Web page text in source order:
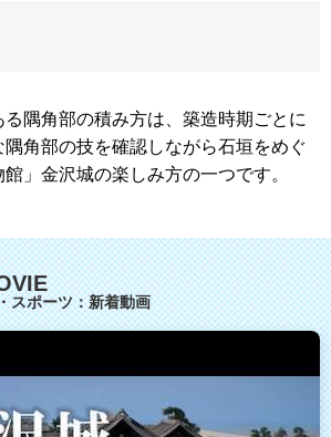
隅角部の積み方は、築造時期ごとに
角部の技を確認しながら石垣をめぐ
」金沢城の楽しみ方の一つです。
スポーツ：新着動画